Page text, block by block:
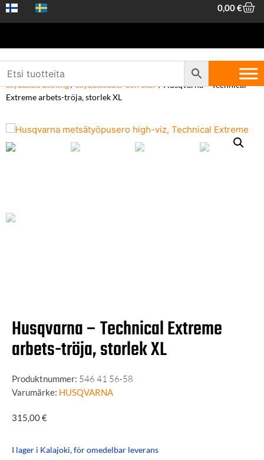
0,00€
Hem /Arbetskläder och skyddsutrustning
Skogskläder och
skyddsutrustning/Skyddskläder och skor/ Husqvarna – Technical
Extreme arbets-tröja, storlek XL
Husqvarna – Technical Extreme
arbets-tröja, storlek XL
Produktnummer: 546 41 56-58
Varumärke: HUSQVARNA
315,00€
I lager i Kalajoki, för omedelbar leverans